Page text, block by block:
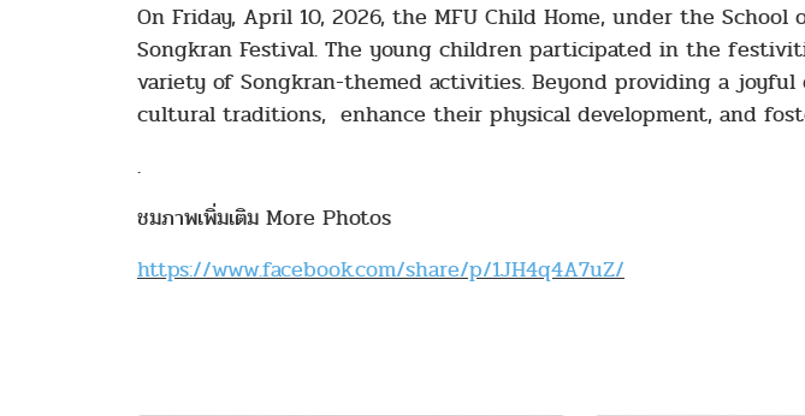
On Friday, April 10, 2026, the MFU Child Home, under the
Songkran Festival. The young children participated in the
variety of Songkran-themed activities. Beyond providing a
cultural traditions, enhance their physical development, and
.
ชมภาพเพิ่มเติม More Photos
https://www.facebook.com/share/p/1JH4q4A7uZ/